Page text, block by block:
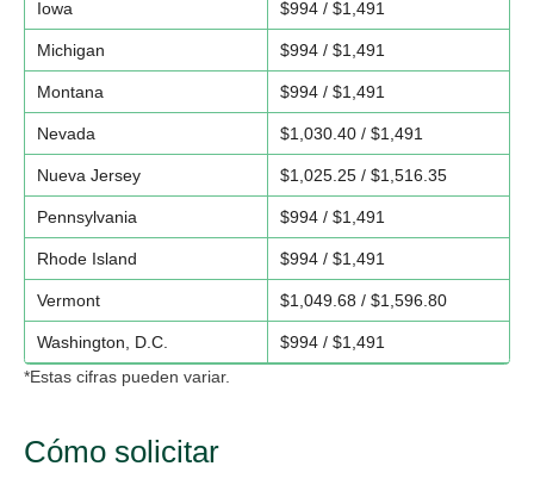
Iowa $994 / $1,491
Michigan $994 / $1,491
Montana $994 / $1,491
Nevada $1,030.40 / $1,491
Nueva Jersey $1,025.25 / $1,516.35
Pennsylvania $994 / $1,491
Rhode Island $994 / $1,491
Vermont $1,049.68 / $1,596.80
Washington, D.C.
$994 / $1,491
*Estas cifras pueden variar.
Cómo solicitar